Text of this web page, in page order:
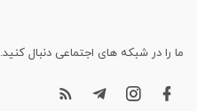
ما را در شبکه های اجتماعی دنبال کنید.